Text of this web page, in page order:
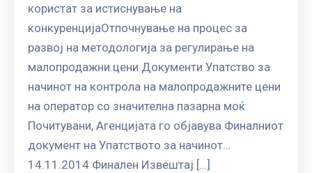
ПАЗАР
ГРИЖА
КОРИСНИЦИ
ЈАВНИ
НАБАВКИ
користат за истиснување на
конкуренцијаОтпочнување на процес за
развој на методологија за регулирање на
малопродажни цени Документи Упатство за
начинот на контрола на малопродажните цени
на оператор со значителна пазарна моќ
Почитувани, Агенцијата го објавува Финалниот
документ на Упатството за начинот…
14.11.2014 Финален Извештај […]